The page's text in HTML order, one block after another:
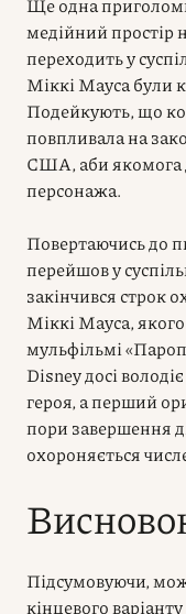
медійний простір
переходить у
Міккі Мауса були
Подейкують, що
повпливала на
США, аби якомога
персонажа.
Повертаючись до
перейшов у
закінчився строк
Міккі Мауса,
мульфільмі
Disney досі
героя, а перший
пори завершення
охороняється
Підсумовуючи,
кінцевого